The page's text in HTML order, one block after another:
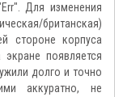
Для изменения
британская)
стороне корпуса
появляется
долго и точно
аккуратно, не